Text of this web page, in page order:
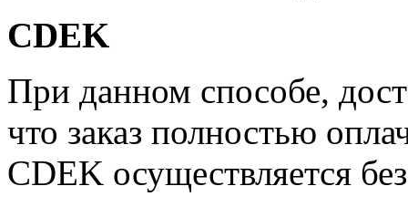
CDEK
При данном способе,
что заказ полностью
CDEK осуществляется